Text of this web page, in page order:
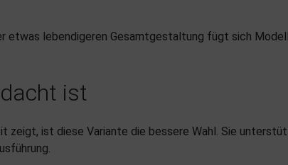
lebendigeren Gesamtgestaltung fügt sich
ist
zeigt, ist diese Variante die bessere Wahl. Sie